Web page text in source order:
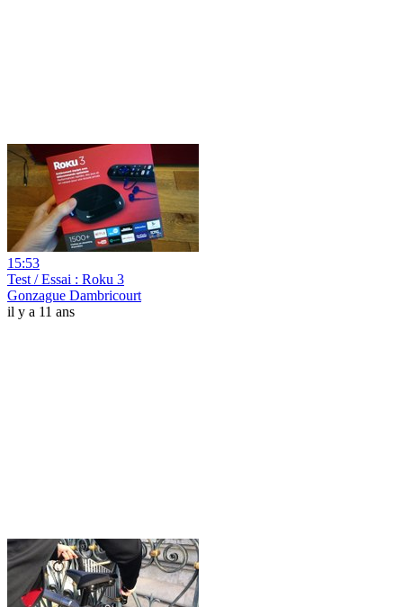
15:53
Test / Essai : Roku 3
Gonzague Dambricourt
il y a 11 ans